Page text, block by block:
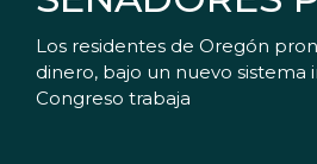
Los residentes de Oregón
dinero, bajo un nuevo
Congreso trabaja